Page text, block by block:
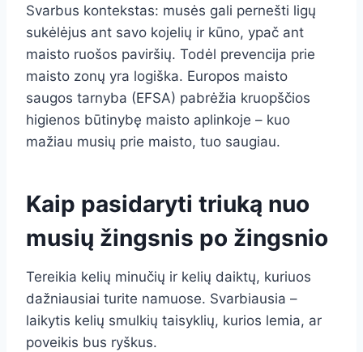
Svarbus kontekstas: musės gali pernešti ligų
sukėlėjus ant savo kojelių ir kūno, ypač ant
maisto ruošos paviršių. Todėl prevencija prie
maisto zonų yra logiška. Europos maisto
saugos tarnyba (EFSA) pabrėžia kruopščios
higienos būtinybę maisto aplinkoje – kuo
mažiau musių prie maisto, tuo saugiau.
Kaip pasidaryti triuką nuo
musių žingsnis po žingsnio
Tereikia kelių minučių ir kelių daiktų, kuriuos
dažniausiai turite namuose. Svarbiausia –
laikytis kelių smulkių taisyklių, kurios lemia, ar
poveikis bus ryškus.